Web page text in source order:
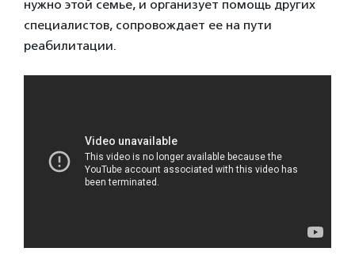
нужно этой семье, и организует помощь других
специалистов, сопровождает ее на пути
реабилитации.